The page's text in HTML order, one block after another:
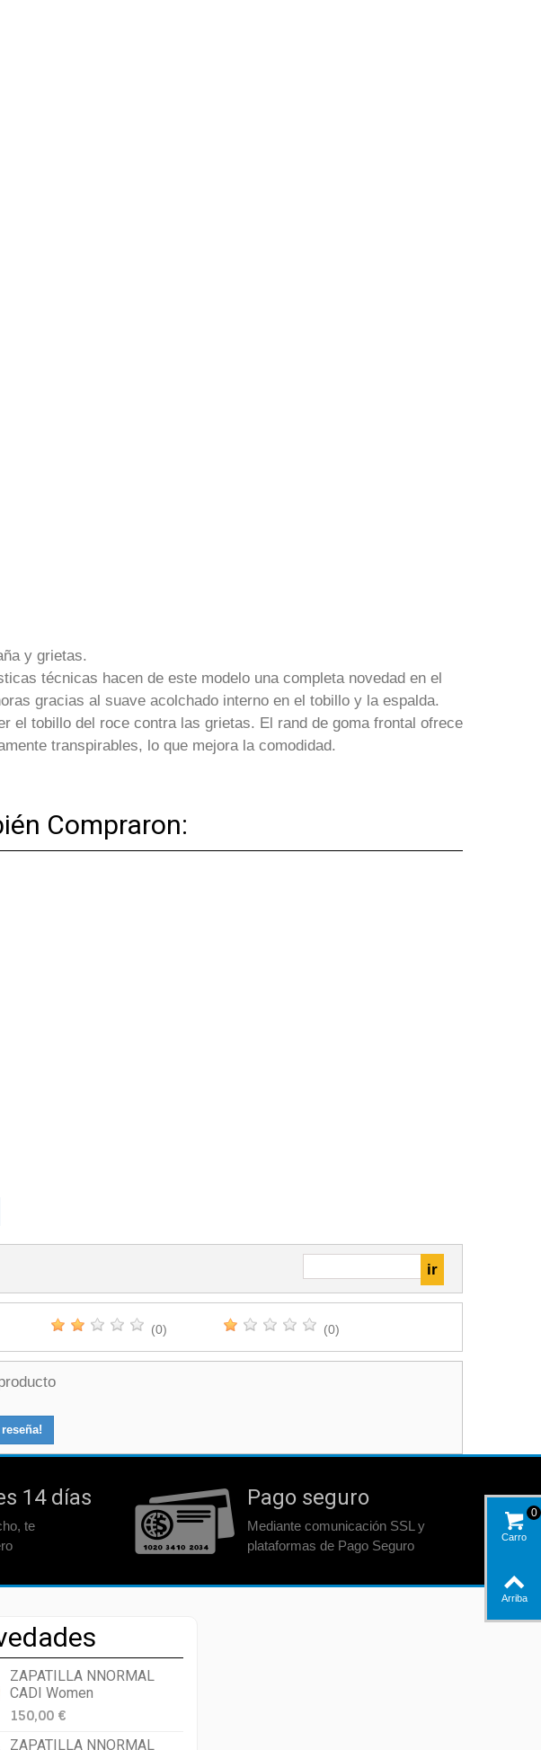
y grietas.
técnicas hacen de este modelo una completa novedad en el
gracias al suave acolchado interno en el tobillo y la espalda.
el tobillo del roce contra las grietas. El rand de goma frontal ofrece
transpirables, lo que mejora la comodidad.
Compraron:
(0) (0)
14 días
te
Pago seguro
Mediante comunicación SSL y
plataformas de Pago Seguro
ZAPATILLA NNORMAL
CADI Women
150,00 €
ZAPATILLA NNORMAL
Carro
0
Arriba